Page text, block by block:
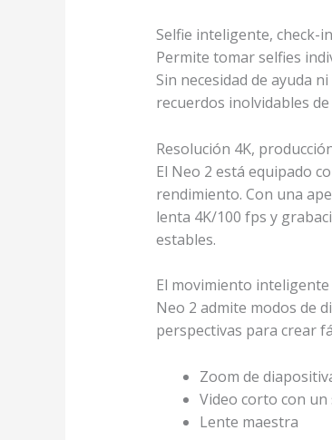
Selfie inteligente, check-
Permite tomar selfies
Sin necesidad de ayuda
recuerdos inolvidables
Resolución 4K,
El Neo 2 está equipado
rendimiento. Con una
lenta 4K/100 fps y
estables.
El movimiento
Neo 2 admite modos de
perspectivas para crear
Zoom de
Video corto con un
Lente maestra